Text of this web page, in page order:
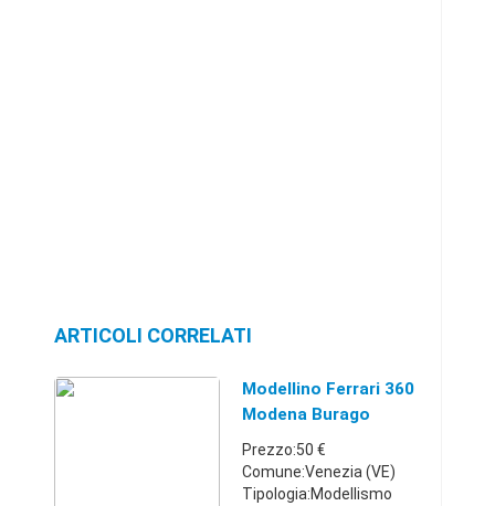
ARTICOLI CORRELATI
Modellino Ferrari 360
Modena Burago
Scala 1/18
Prezzo:50 €
Comune:Venezia (VE)
Tipologia:Modellismo